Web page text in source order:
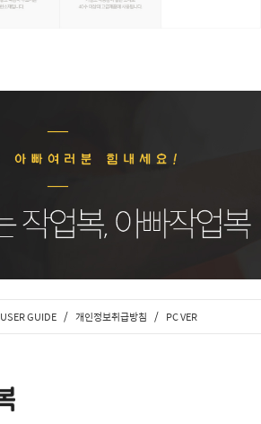
USER GUIDE / 개인정보취급방침 / PC VER